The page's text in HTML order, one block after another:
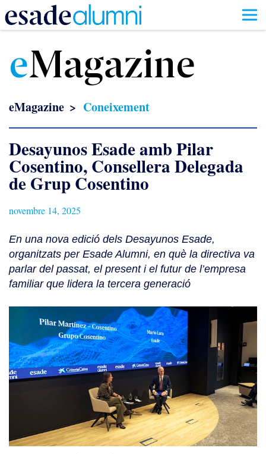
contingut
eMagazine
eMagazine Coneixement
Desayunos Esade amb Pilar
Cosentino, Consellera Delegada
de Grup Cosentino
novembre 14, 2025
En una nova edició dels Desayunos Esade,
organitzats per Esade Alumni, en què la directiva va
parlar del passat, el present i el futur de l’empresa
familiar que lidera la tercera generació